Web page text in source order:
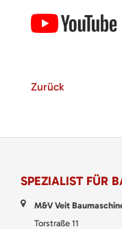
Zurück
SPEZIALIST FÜR
M&V Veit
Torstraße 11